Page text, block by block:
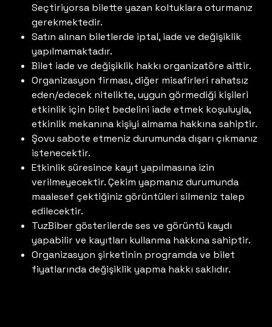
Seçtiriyorsa bilette yazan koltuklara oturmanız
gerekmektedir.
Satın alınan biletlerde iptal, iade ve değişiklik
yapılmamaktadır.
Bilet iade ve değişiklik hakkı organizatöre aittir.
Organizasyon firması, diğer misafirleri rahatsız
eden/edecek nitelikte, uygun görmediği kişileri
etkinlik için bilet bedelini iade etmek koşuluyla,
etkinlik mekanına kişiyi almama hakkına sahiptir.
Şovu sabote etmeniz durumunda dışarı çıkmanız
istenecektir.
Etkinlik süresince kayıt yapılmasına izin
verilmeyecektir. Çekim yapmanız durumunda
maalesef çektiğiniz görüntüleri silmeniz talep
edilecektir.
TuzBiber gösterilerde ses ve görüntü kaydı
yapabilir ve kayıtları kullanma hakkına sahiptir.
Organizasyon şirketinin programda ve bilet
fiyatlarında değişiklik yapma hakkı saklıdır.